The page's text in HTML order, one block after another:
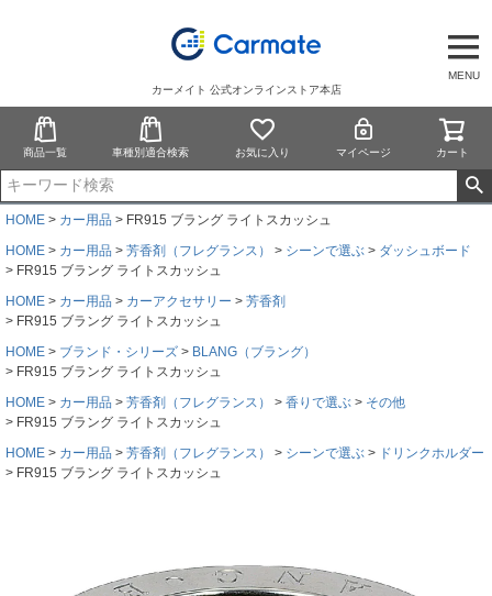
MENU
カーメイト 公式オンラインストア本店
商品一覧 車種別適合検索 お気に入り マイページ カート
HOME カー用品
FR915 ブラング ライトスカッシュ
HOME
カー用品 芳香剤（フレグランス） シーンで選ぶ
ダッシュボード
FR915 ブラング ライトスカッシュ
HOME
カー用品 カーアクセサリー
芳香剤
FR915 ブラング ライトスカッシュ
HOME
ブランド・シリーズ
BLANG（ブラング）
FR915 ブラング ライトスカッシュ
HOME
カー用品 芳香剤（フレグランス） 香りで選ぶ
その他
FR915 ブラング ライトスカッシュ
HOME
カー用品 芳香剤（フレグランス） シーンで選ぶ
ドリンクホルダー
FR915 ブラング ライトスカッシュ